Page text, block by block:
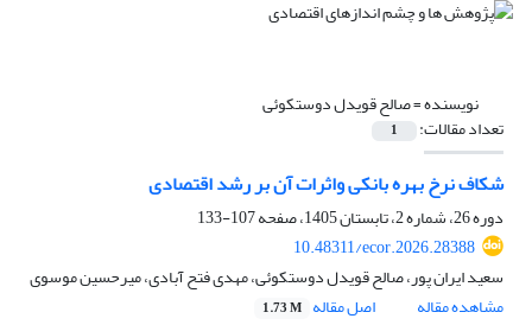
نویسنده =صالح قویدل دوستکوئی
تعداد مقالات: 1
شکاف نرخ بهره بانکی واثرات آن بر رشد اقتصادی
دوره 26، شماره 2، تابستان 1405، صفحه
107-133
10.48311/ecor.2026.28388
سعید ایران پور، صالح قویدل دوستکوئی، مهدی فتح آبادی، میرحسین موسوی
مشاهده مقاله
اصل مقاله 1.73 M